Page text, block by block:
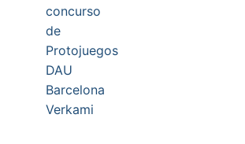
concurso
de
Protojuegos
DAU
Barcelona
Verkami